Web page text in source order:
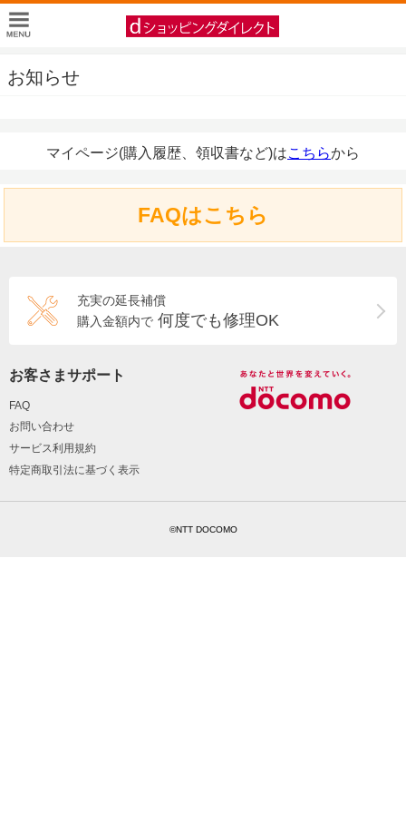
お知らせ
マイページ(購入履歴、領収書など)はこちらから
FAQはこちら
充実の延長補償
購入金額内で 何度でも修理OK
お客さまサポート
FAQ
お問い合わせ
サービス利用規約
特定商取引法に基づく表示
©NTT DOCOMO